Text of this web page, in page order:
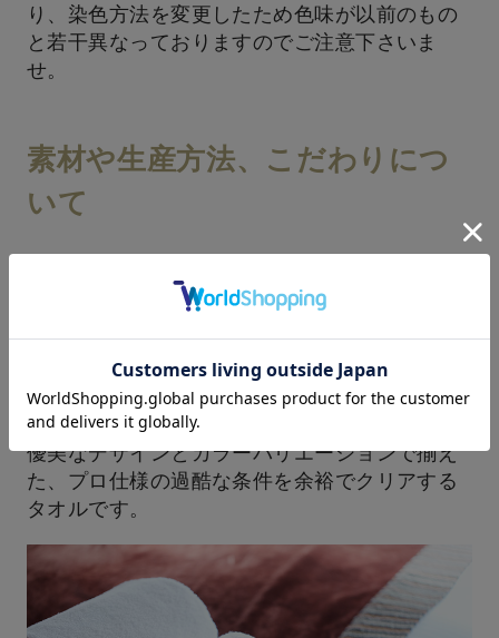
り、染色方法を変更したため色味が以前のもの
と若干異なっておりますのでご注意下さいま
せ。
素材や生産方法、こだわりにつ
いて
贅沢な糸使いのボリュームと圧倒的な
タフなタオル。想定される最も過酷なヘビーな
ユースに耐えうる強いタオルをつくりました。
何度洗濯してもくたびれない。色落ちしない。
優美なデザインとカラーバリエーションで揃え
た、プロ仕様の過酷な条件を余裕でクリアする
タオルです。